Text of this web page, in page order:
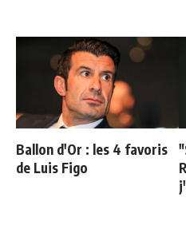
Ballon d'Or : les 4 favoris
de Luis Figo